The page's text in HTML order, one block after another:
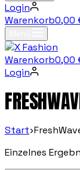
Login
Warenkorb0,00
Warenkorb0,00
Login
Start
Einzelnes